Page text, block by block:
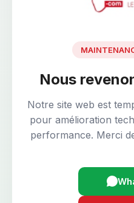
Nous
Notre site web est
pour amélioration
performance. Merci